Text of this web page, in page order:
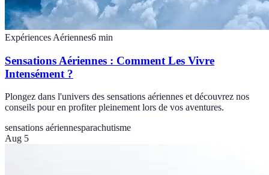
Expériences Aériennes6 min
Sensations Aériennes : Comment Les Vivre
Intensément ?
Plongez dans l'univers des sensations aériennes et découvrez nos
conseils pour en profiter pleinement lors de vos aventures.
sensations aériennesparachutisme
Aug 5